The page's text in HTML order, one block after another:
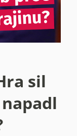
sil